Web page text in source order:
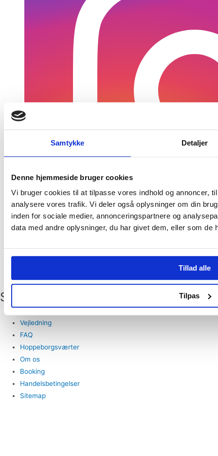
Samtykke Detaljer
Denne hjemmeside bruger cookies
Vi bruger cookies til at tilpasse vores indhold og annoncer,
analysere vores trafik. Vi deler også oplysninger om din
inden for sociale medier, annonceringspartnere og
data med andre oplysninger, du har givet dem, eller som de
Tillad alle
Tilpas
Sider
Anmeldelser
Vejledning
FAQ
Hoppeborgsværter
Om os
Booking
Handelsbetingelser
Sitemap